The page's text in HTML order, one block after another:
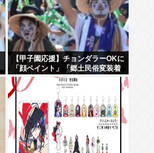
【甲子園応援】チョンダラーOKに
「顔ペイント」「郷土民俗変装着
等」禁止事項から削除 2025年は
注意され決勝戦で取りやめに